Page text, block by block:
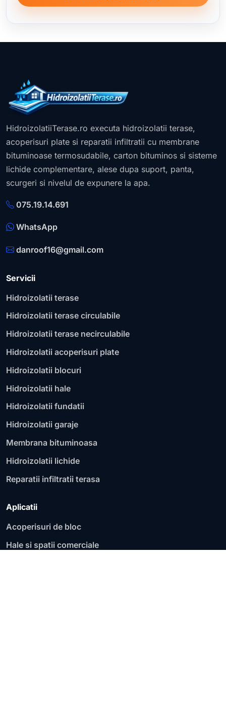
HidroizolatiiTerase.ro executa hidroizolatii terase,
acoperisuri plate si reparatii infiltratii cu membrane
bituminoase termosudabile, carton bituminos si sisteme
lichide complementare, alese dupa suport, panta,
scurgeri si nivelul de expunere la apa.
075.19.14.691
WhatsApp
danroof16@gmail.com
Servicii
Hidroizolatii terase
Hidroizolatii terase circulabile
Hidroizolatii terase necirculabile
Hidroizolatii acoperisuri plate
Hidroizolatii blocuri
Hidroizolatii hale
Hidroizolatii fundatii
Hidroizolatii garaje
Membrana bituminoasa
Hidroizolatii lichide
Reparatii infiltratii terasa
Aplicatii
Acoperisuri de bloc
Hale si spatii comerciale